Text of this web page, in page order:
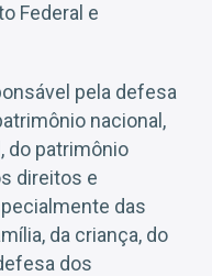
Federal e
pela defesa
nacional,
do patrimônio
direitos e
das
da criança, do
dos